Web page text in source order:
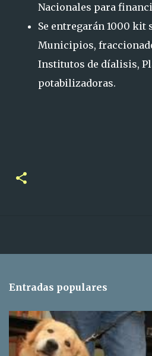
Nacionales para
Se entregarán 1000 kit
Municipios,
Institutos de díalisis,
potabilizadoras.
Entradas populares